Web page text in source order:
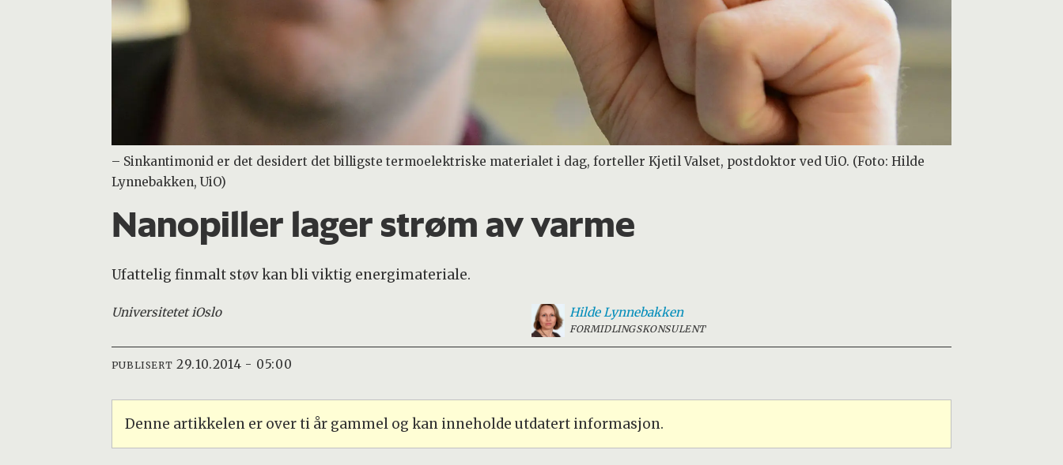
– Sinkantimonid er det desidert det billigste termoelektriske materialet i dag, forteller Kjetil Valset, postdoktor ved UiO. (Foto: Hilde
Lynnebakken, UiO)
Nanopiller lager strøm av varme
Ufattelig finmalt støv kan bli viktig energimateriale.
Universitetet iOslo Hilde Lynnebakken
FORMIDLINGSKONSULENT
PUBLISERT 29.10.2014 - 05:00
Denne artikkelen er over ti år gammel og kan inneholde utdatert informasjon.